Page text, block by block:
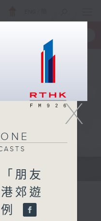
更多元
X
朋友
郊遊